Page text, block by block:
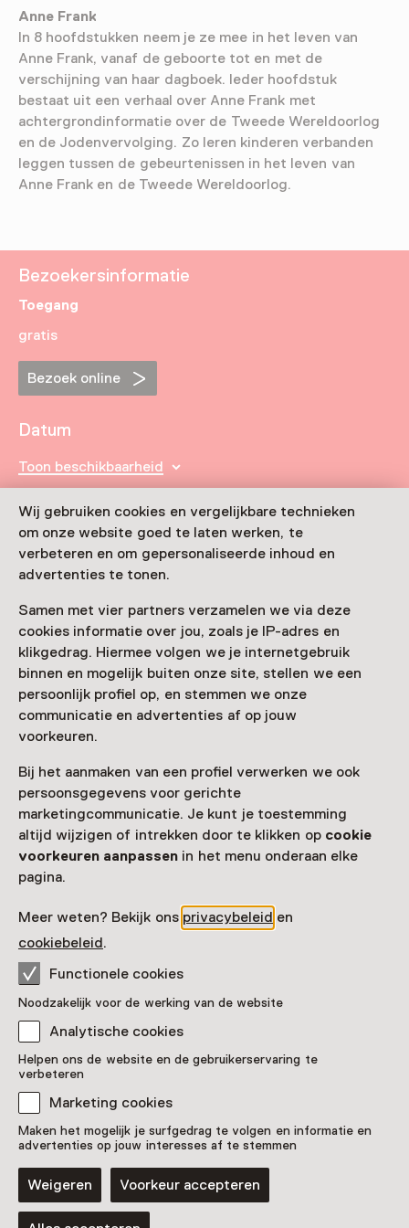
Wij gebruiken cookies en vergelijkbare technieken
om onze website goed te laten werken, te
verbeteren en om gepersonaliseerde inhoud en
advertenties te tonen.
Samen met vier partners verzamelen we via deze
cookies informatie over jou, zoals je IP-adres en
klikgedrag. Hiermee volgen we je internetgebruik
binnen en mogelijk buiten onze site, stellen we een
persoonlijk profiel op, en stemmen we onze
communicatie en advertenties af op jouw
voorkeuren.
Bij het aanmaken van een profiel verwerken we ook
persoonsgegevens voor gerichte
marketingcommunicatie. Je kunt je toestemming
altijd wijzigen of intrekken door te klikken op cookie
voorkeuren aanpassen in het menu onderaan elke
pagina.
Meer weten? Bekijk ons privacybeleid en
cookiebeleid.
Functionele cookies
Noodzakelijk voor de werking van de website
Analytische cookies
Helpen ons de website en de gebruikerservaring te
verbeteren
Marketing cookies
Maken het mogelijk je surfgedrag te volgen en informatie en
advertenties op jouw interesses af te stemmen
Weigeren Voorkeur accepteren
Anne Frank
In 8 hoofdstukken neem je ze mee in het leven van
Anne Frank, vanaf de geboorte tot en met de
verschijning van haar dagboek. Ieder hoofdstuk
bestaat uit een verhaal over Anne Frank met
achtergrondinformatie over de Tweede Wereldoorlog
en de Jodenvervolging. Zo leren kinderen verbanden
leggen tussen de gebeurtenissen in het leven van
Anne Frank en de Tweede Wereldoorlog.
Bezoekersinformatie
Toegang
gratis
Bezoek online
Datum
Toon beschikbaarheid
Locatie
Online
Organisator
Anne Frank Huis
Westermarkt 20
1016 DK Amsterdam
Route plannenOpent in een nieuw tabblad
020 - 55 67 105
Vandaag open tot 22:00 uur
Zien & doen in Anne
Frank Huis
Online overige
Anne Frank videodagboek